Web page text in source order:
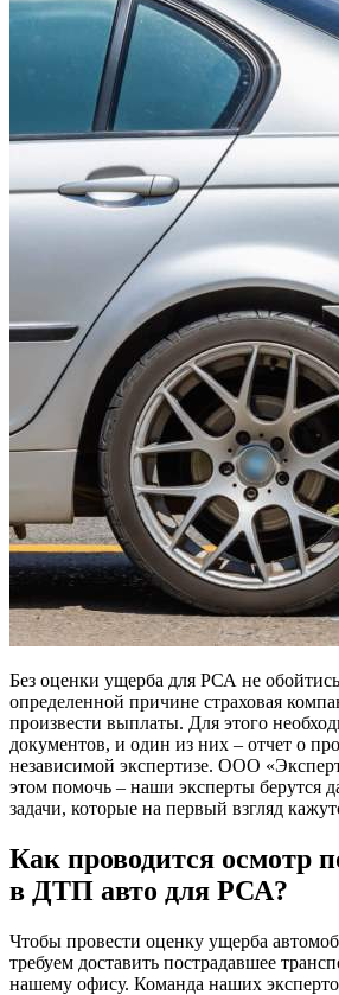
Без оценки ущерба для РСА не
определенной причине страховая
произвести выплаты. Для этого
документов, и один из них – отчет о
независимой экспертизе. ООО
этом помочь – наши эксперты берутся
задачи, которые на первый взгляд
Как проводится осмотр
в ДТП авто для РСА?
Чтобы провести оценку ущерба
требуем доставить пострадавшее
нашему офису. Команда наших